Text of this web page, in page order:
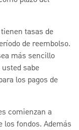
tasas de
de reembolso.
más sencillo
sabe
los pagos de
comienzan a
fondos. Además